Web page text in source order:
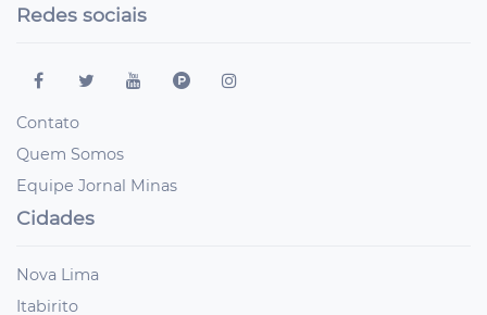
Redes sociais
Contato
Quem Somos
Equipe Jornal Minas
Cidades
Nova Lima
Itabirito